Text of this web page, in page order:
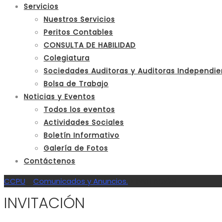
Servicios
Nuestros Servicios
Peritos Contables
CONSULTA DE HABILIDAD
Colegiatura
Sociedades Auditoras y Auditoras
Bolsa de Trabajo
Noticias y Eventos
Todos los eventos
Actividades Sociales
Boletín Informativo
Galería de Fotos
Contáctenos
CCPU Comunicados y Anuncios.
INVITACIÓN